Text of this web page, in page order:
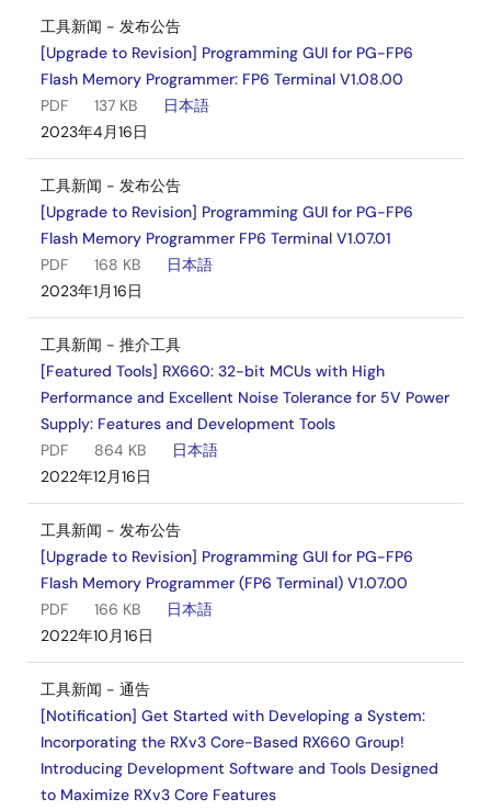
工具新闻 - 发布公告
[Upgrade to Revision] Programming GUI for PG-FP6
Flash Memory Programmer: FP6 Terminal V1.08.00
PDF
137 KB
日本語
2023年4月16日
工具新闻 - 发布公告
[Upgrade to Revision] Programming GUI for PG-FP6
Flash Memory Programmer FP6 Terminal V1.07.01
PDF
168 KB
日本語
2023年1月16日
工具新闻 - 推介工具
[Featured Tools] RX660: 32-bit MCUs with High
Performance and Excellent Noise Tolerance for 5V Power
Supply: Features and Development Tools
PDF
864 KB
日本語
2022年12月16日
工具新闻 - 发布公告
[Upgrade to Revision] Programming GUI for PG-FP6
Flash Memory Programmer (FP6 Terminal) V1.07.00
PDF
166 KB
日本語
2022年10月16日
工具新闻 - 通告
[Notification] Get Started with Developing a System:
Incorporating the RXv3 Core-Based RX660 Group!
Introducing Development Software and Tools Designed
to Maximize RXv3 Core Features